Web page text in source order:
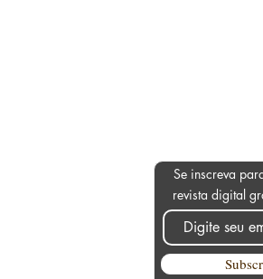
Se inscreva
revista digital